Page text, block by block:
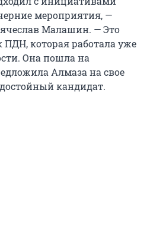
мероприятия, —
Малашин. —Это
ПДН, которая работала уже
Она пошла на
Алмаза на свое
достойный кандидат.